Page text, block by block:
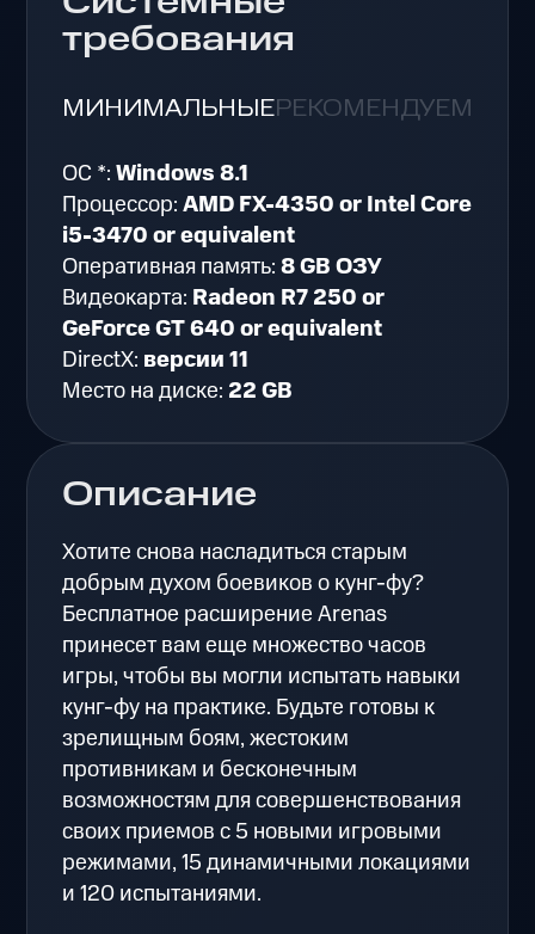
Описание
Хотите снова насладиться старым
добрым духом боевиков о кунг-фу?
Бесплатное расширение Arenas
принесет вам еще множество часов
игры, чтобы вы могли испытать навыки
кунг-фу на практике. Будьте готовы к
зрелищным боям, жестоким
противникам и бесконечным
возможностям для совершенствования
своих приемов с 5 новыми игровыми
режимами, 15 динамичными локациями
и 120 испытаниями.
требования
МИНИМАЛЬНЫЕРЕКОМЕНДУЕМЫЕ
ОС *:Windows 8.1
Процессор:AMD FX-4350 or Intel Core
i5-3470 or equivalent
Оперативная память:8 GB ОЗУ
Видеокарта: Radeon R7 250 or
GeForce GT 640 or equivalent
DirectX: версии 11
Место на диске: 22 GB